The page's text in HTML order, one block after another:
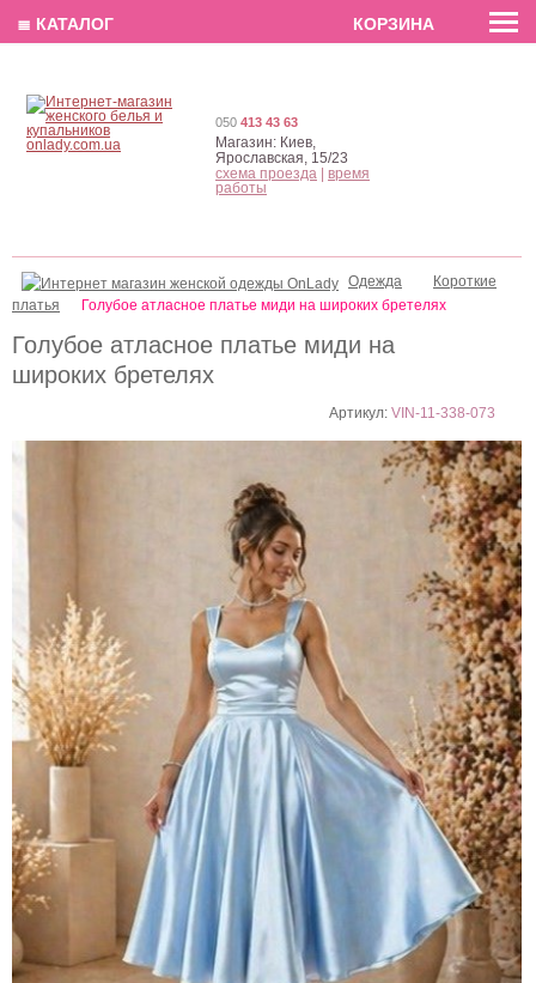
EN РУС
Голубое атласное платье миди на
широких бретелях
Артикул:VIN-11-338-073
Одежда
Короткие
платья
Голубое атласное платье миди на широких бретелях
050 413 43 63
Магазин: Киев,
Ярославская, 15/23
схема проезда
время
работы
≣ КАТАЛОГ КОРЗИНА